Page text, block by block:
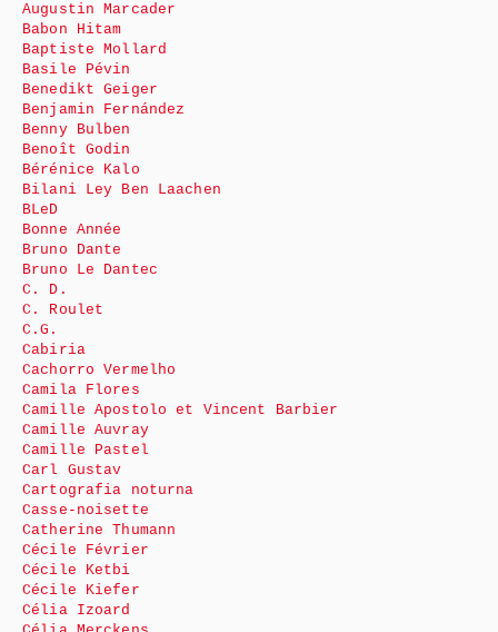
Augustin Marcader
Babon Hitam
Baptiste Mollard
Basile Pévin
Benedikt Geiger
Benjamin Fernández
Benny Bulben
Benoît Godin
Bérénice Kalo
Bilani Ley Ben Laachen
BLeD
Bonne Année
Bruno Dante
Bruno Le Dantec
C. D.
C. Roulet
C.G.
Cabiria
Cachorro Vermelho
Camila Flores
Camille Apostolo et Vincent Barbier
Camille Auvray
Camille Pastel
Carl Gustav
Cartografia noturna
Casse-noisette
Catherine Thumann
Cécile Février
Cécile Ketbi
Cécile Kiefer
Célia Izoard